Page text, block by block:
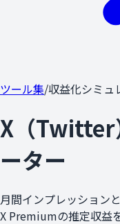
ツール集/収益化シミュ
X（Twitter
ーター
月間インプレッション
X Premiumの推定収益